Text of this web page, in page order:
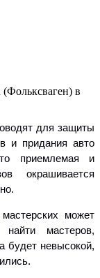
для защиты
и придания авто
приемлемая и
окрашивается
может
мастеров,
будет невысокой,